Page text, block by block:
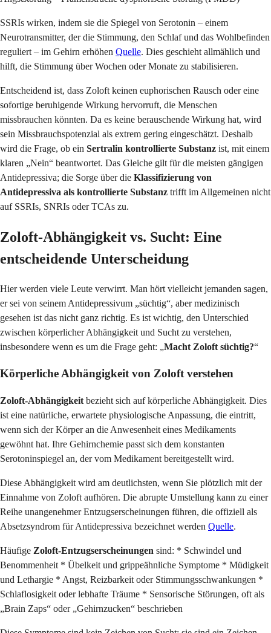
SSRIs wirken, indem sie die Spiegel von Serotonin – einem
Neurotransmitter, der die Stimmung, den Schlaf und das Wohlbefinden
reguliert – im Gehirn erhöhen Quelle. Dies geschieht allmählich und
hilft, die Stimmung über Wochen oder Monate zu stabilisieren.
Entscheidend ist, dass Zoloft keinen euphorischen Rausch oder eine
sofortige beruhigende Wirkung hervorruft, die Menschen
missbrauchen könnten. Da es keine berauschende Wirkung hat, wird
sein Missbrauchspotenzial als extrem gering eingeschätzt. Deshalb
wird die Frage, ob ein Sertralin kontrollierte Substanz ist, mit einem
klaren „Nein“ beantwortet. Das Gleiche gilt für die meisten gängigen
Antidepressiva; die Sorge über die Klassifizierung von
Antidepressiva als kontrollierte Substanz trifft im Allgemeinen nicht
auf SSRIs, SNRIs oder TCAs zu.
Zoloft-Abhängigkeit vs. Sucht: Eine
entscheidende Unterscheidung
Hier werden viele Leute verwirrt. Man hört vielleicht jemanden sagen,
er sei von seinem Antidepressivum „süchtig“, aber medizinisch
gesehen ist das nicht ganz richtig. Es ist wichtig, den Unterschied
zwischen körperlicher Abhängigkeit und Sucht zu verstehen,
insbesondere wenn es um die Frage geht: „Macht Zoloft süchtig?“
Körperliche Abhängigkeit von Zoloft verstehen
Zoloft-Abhängigkeit bezieht sich auf körperliche Abhängigkeit. Dies
ist eine natürliche, erwartete physiologische Anpassung, die eintritt,
wenn sich der Körper an die Anwesenheit eines Medikaments
gewöhnt hat. Ihre Gehirnchemie passt sich dem konstanten
Serotoninspiegel an, der vom Medikament bereitgestellt wird.
Diese Abhängigkeit wird am deutlichsten, wenn Sie plötzlich mit der
Einnahme von Zoloft aufhören. Die abrupte Umstellung kann zu einer
Reihe unangenehmer Entzugserscheinungen führen, die offiziell als
Absetzsyndrom für Antidepressiva bezeichnet werden Quelle.
Häufige Zoloft-Entzugserscheinungen sind: * Schwindel und
Benommenheit * Übelkeit und grippeähnliche Symptome * Müdigkeit
und Lethargie * Angst, Reizbarkeit oder Stimmungsschwankungen *
Schlaflosigkeit oder lebhafte Träume * Sensorische Störungen, oft als
„Brain Zaps“ oder „Gehirnzucken“ beschrieben